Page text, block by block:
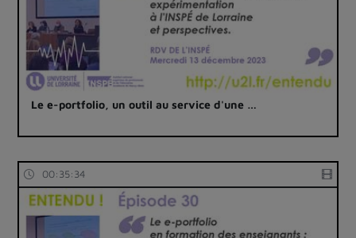
Le e-portfolio, un outil au service d'une …
00:35:34